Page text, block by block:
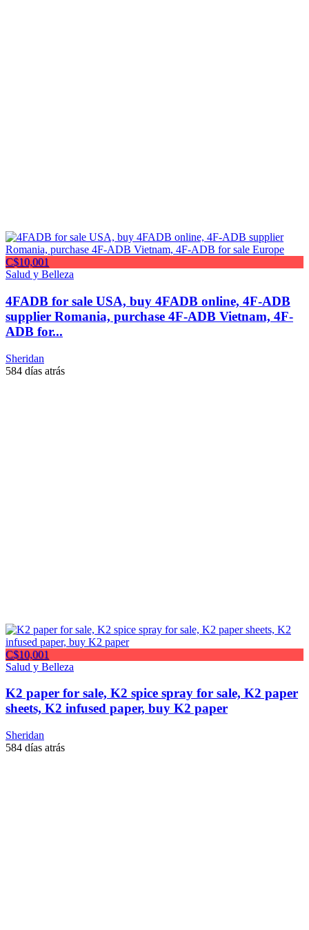
C$10,001
Salud y Belleza
4FADB for sale USA, buy 4FADB online, 4F-ADB
supplier Romania, purchase 4F-ADB Vietnam, 4F-
ADB for...
Sheridan
584 días atrás
C$10,001
Salud y Belleza
K2 paper for sale, K2 spice spray for sale, K2 paper
sheets, K2 infused paper, buy K2 paper
Sheridan
584 días atrás